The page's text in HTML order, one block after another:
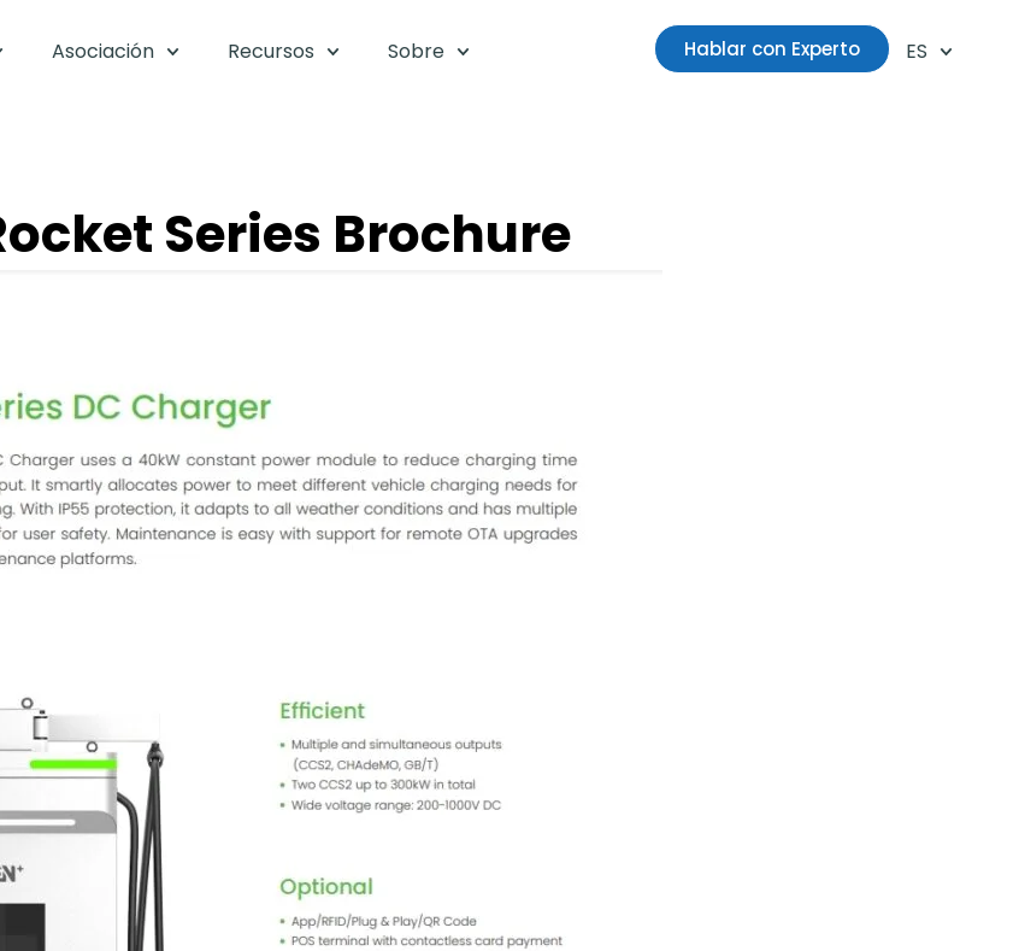
Asociación Recursos Sobre Hablar con Experto ES
Series Brochure